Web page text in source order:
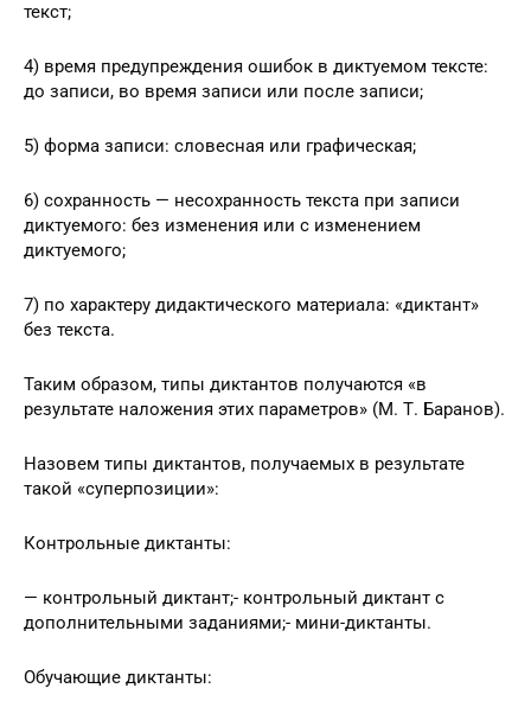
текст;
4) время предупреждения ошибок в диктуемом тексте:
до записи, во время записи или после записи;
5) форма записи: словесная или графическая;
6) сохранность — несохранность текста при записи
диктуемого: без изменения или с изменением
диктуемого;
7) по характеру дидактического материала: «диктант»
без текста.
Таким образом, типы диктантов получаются «в
результате наложения этих параметров» (М. Т. Баранов).
Назовем типы диктантов, получаемых в результате
такой «суперпозиции»:
Контрольные диктанты:
— контрольный диктант;- контрольный диктант с
дополнительными заданиями;- мини-диктанты.
Обучающие диктанты: